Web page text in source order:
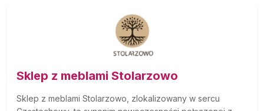
Sklep z meblami Stolarzowo
Sklep z meblami Stolarzowo, zlokalizowany w sercu